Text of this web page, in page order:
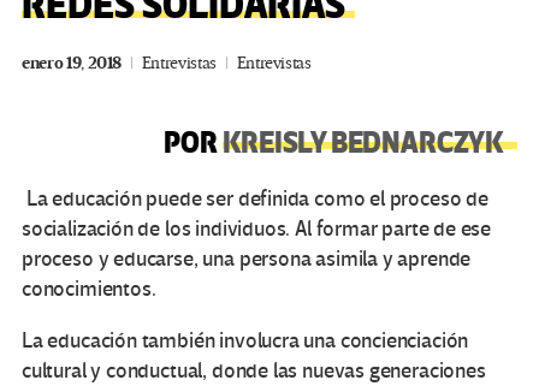
enero 19, 2018 Entrevistas Entrevistas
PORKREISLY BEDNARCZYK
La educación puede ser definida como el proceso de
socialización de los individuos. Al formar parte de ese
proceso y educarse, una persona asimila y aprende
conocimientos.
La educación también involucra una concienciación
cultural y conductual, donde las nuevas generaciones